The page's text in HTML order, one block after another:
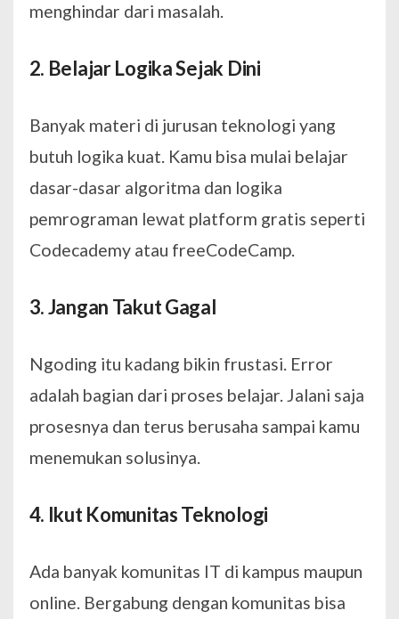
menghindar dari masalah.
2. Belajar Logika Sejak Dini
Banyak materi di jurusan teknologi yang
butuh logika kuat. Kamu bisa mulai belajar
dasar-dasar algoritma dan logika
pemrograman lewat platform gratis seperti
Codecademy atau freeCodeCamp.
3. Jangan Takut Gagal
Ngoding itu kadang bikin frustasi. Error
adalah bagian dari proses belajar. Jalani saja
prosesnya dan terus berusaha sampai kamu
menemukan solusinya.
4. Ikut Komunitas Teknologi
Ada banyak komunitas IT di kampus maupun
online. Bergabung dengan komunitas bisa